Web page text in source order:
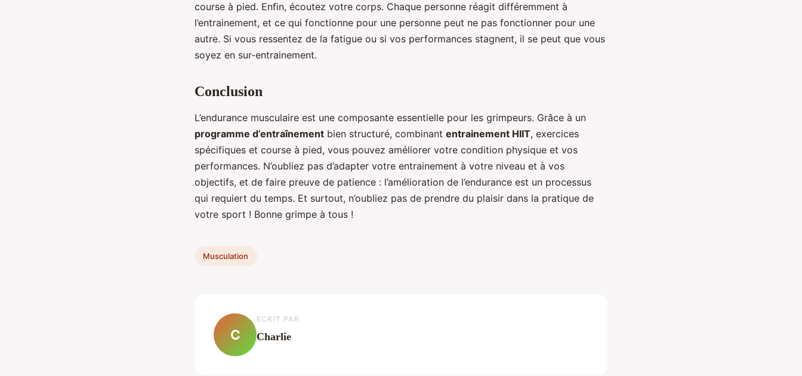
course à pied. Enfin, écoutez votre corps. Chaque personne réagit différemment à
l’entrainement, et ce qui fonctionne pour une personne peut ne pas fonctionner pour une
autre. Si vous ressentez de la fatigue ou si vos performances stagnent, il se peut que vous
soyez en sur-entrainement.
Conclusion
L’endurance musculaire est une composante essentielle pour les grimpeurs. Grâce à un
programme d’entraînement bien structuré, combinant entrainement HIIT, exercices
spécifiques et course à pied, vous pouvez améliorer votre condition physique et vos
performances. N’oubliez pas d’adapter votre entrainement à votre niveau et à vos
objectifs, et de faire preuve de patience : l’amélioration de l’endurance est un processus
qui requiert du temps. Et surtout, n’oubliez pas de prendre du plaisir dans la pratique de
votre sport ! Bonne grimpe à tous !
Musculation
C
ECRIT PAR
Charlie